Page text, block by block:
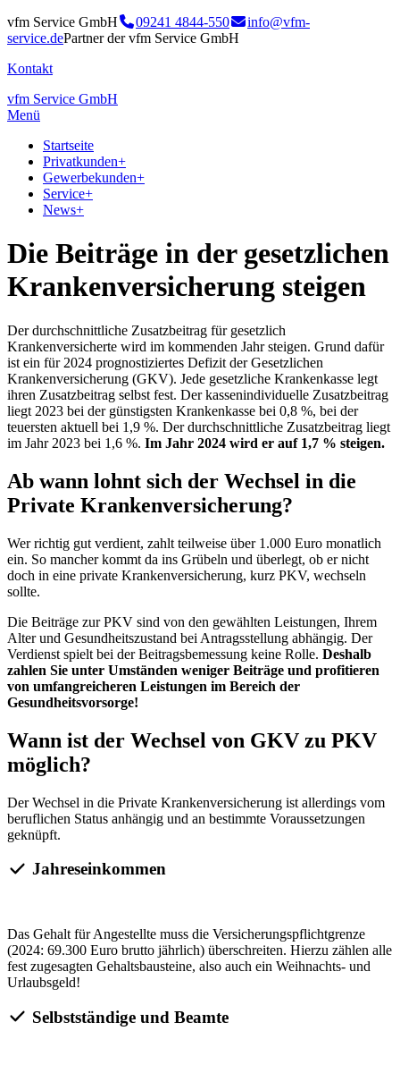
vfm Service GmbH 09241 4844-550
info@vfm-
service.dePartner der vfm Service GmbH
Kontakt
vfm Service GmbH
Menü
Startseite
Privatkunden+
Gewerbekunden+
Service+
News+
Die Beiträge in der gesetzlichen
Krankenversicherung steigen
Der durchschnittliche Zusatzbeitrag für gesetzlich
Krankenversicherte wird im kommenden Jahr steigen. Grund dafür
ist ein für 2024 prognostiziertes Defizit der Gesetzlichen
Krankenversicherung (GKV). Jede gesetzliche Krankenkasse legt
ihren Zusatzbeitrag selbst fest. Der kassenindividuelle Zusatzbeitrag
liegt 2023 bei der günstigsten Krankenkasse bei 0,8 %, bei der
teuersten aktuell bei 1,9 %. Der durchschnittliche Zusatzbeitrag liegt
im Jahr 2023 bei 1,6 %. Im Jahr 2024 wird er auf 1,7 % steigen.
Ab wann lohnt sich der Wechsel in die
Private Krankenversicherung?
Wer richtig gut verdient, zahlt teilweise über 1.000 Euro monatlich
ein. So mancher kommt da ins Grübeln und überlegt, ob er nicht
doch in eine private Krankenversicherung, kurz PKV, wechseln
sollte.
Die Beiträge zur PKV sind von den gewählten Leistungen, Ihrem
Alter und Gesundheitszustand bei Antragsstellung abhängig. Der
Verdienst spielt bei der Beitragsbemessung keine Rolle. Deshalb
zahlen Sie unter Umständen weniger Beiträge und profitieren
von umfangreicheren Leistungen im Bereich der
Gesundheitsvorsorge!
Wann ist der Wechsel von GKV zu PKV
möglich?
Der Wechsel in die Private Krankenversicherung ist allerdings vom
beruflichen Status anhängig und an bestimmte Voraussetzungen
geknüpft.
Jahreseinkommen
Das Gehalt für Angestellte muss die Versicherungspflichtgrenze
(2024: 69.300 Euro brutto jährlich) überschreiten. Hierzu zählen alle
fest zugesagten Gehaltsbausteine, also auch ein Weihnachts- und
Urlaubsgeld!
Selbstständige und Beamte